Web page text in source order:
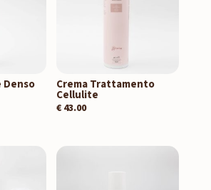
Crema Trattamento
Cellulite
€ 43.00